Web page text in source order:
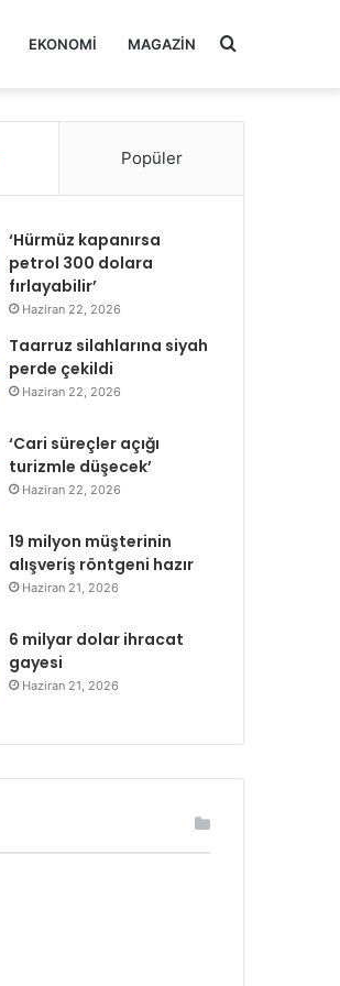
EKONOMI MAGAZIN Arama
Popüler
‘Hürmüz kapanırsa
petrol 300 dolara
fırlayabilir’
Haziran 22, 2026
Taarruz silahlarına siyah
perde çekildi
Haziran 22, 2026
‘Cari süreçler açığı
turizmle düşecek’
Haziran 22, 2026
19 milyon müşterinin
alışveriş röntgeni hazır
Haziran 21, 2026
6 milyar dolar ihracat
gayesi
Haziran 21, 2026